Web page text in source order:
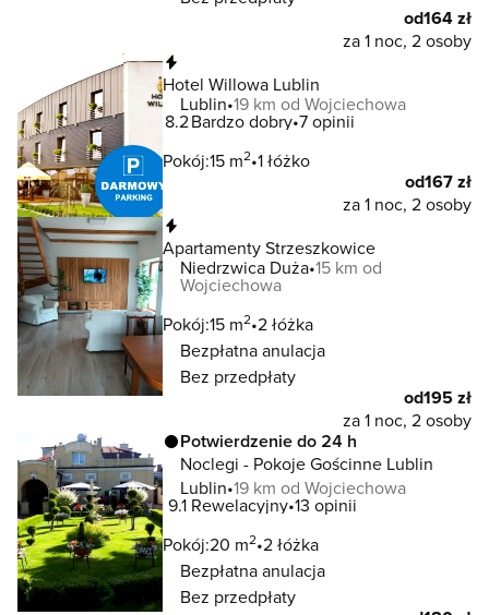
od164 zł
za 1 noc, 2 osoby
Hotel Willowa Lublin
Lublin 19 km od Wojciechowa
8.2Bardzo dobry 7 opinii
Pokój:15 m2 1 łóżko
od167 zł
za 1 noc, 2 osoby
Apartamenty Strzeszkowice
Niedrzwica Duża 15 km od
Wojciechowa
Pokój:15 m2 2 łóżka
Bezpłatna anulacja
Bez przedpłaty
od195 zł
za 1 noc, 2 osoby
Potwierdzenie do 24 h
Noclegi - Pokoje Gościnne Lublin
Lublin 19 km od Wojciechowa
9.1 Rewelacyjny 13 opinii
Pokój:20 m2 2 łóżka
Bezpłatna anulacja
Bez przedpłaty